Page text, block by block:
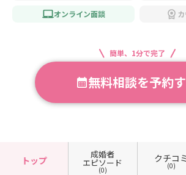
オンライン面談
簡単、1分で完了
無料相談を予約
トップ
成婚者
エピソード
(0)
クチコ
(0)